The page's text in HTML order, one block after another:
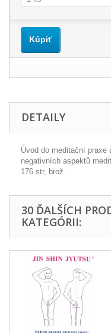
Kúpiť
DETAILY
Úvod do meditační
negativních aspektů
176 str, brož.
30 ĎALŠÍCH
KATEGÓRII: